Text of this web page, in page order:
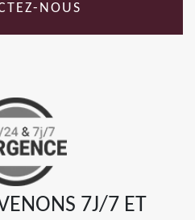
NOUS
7J/7 ET